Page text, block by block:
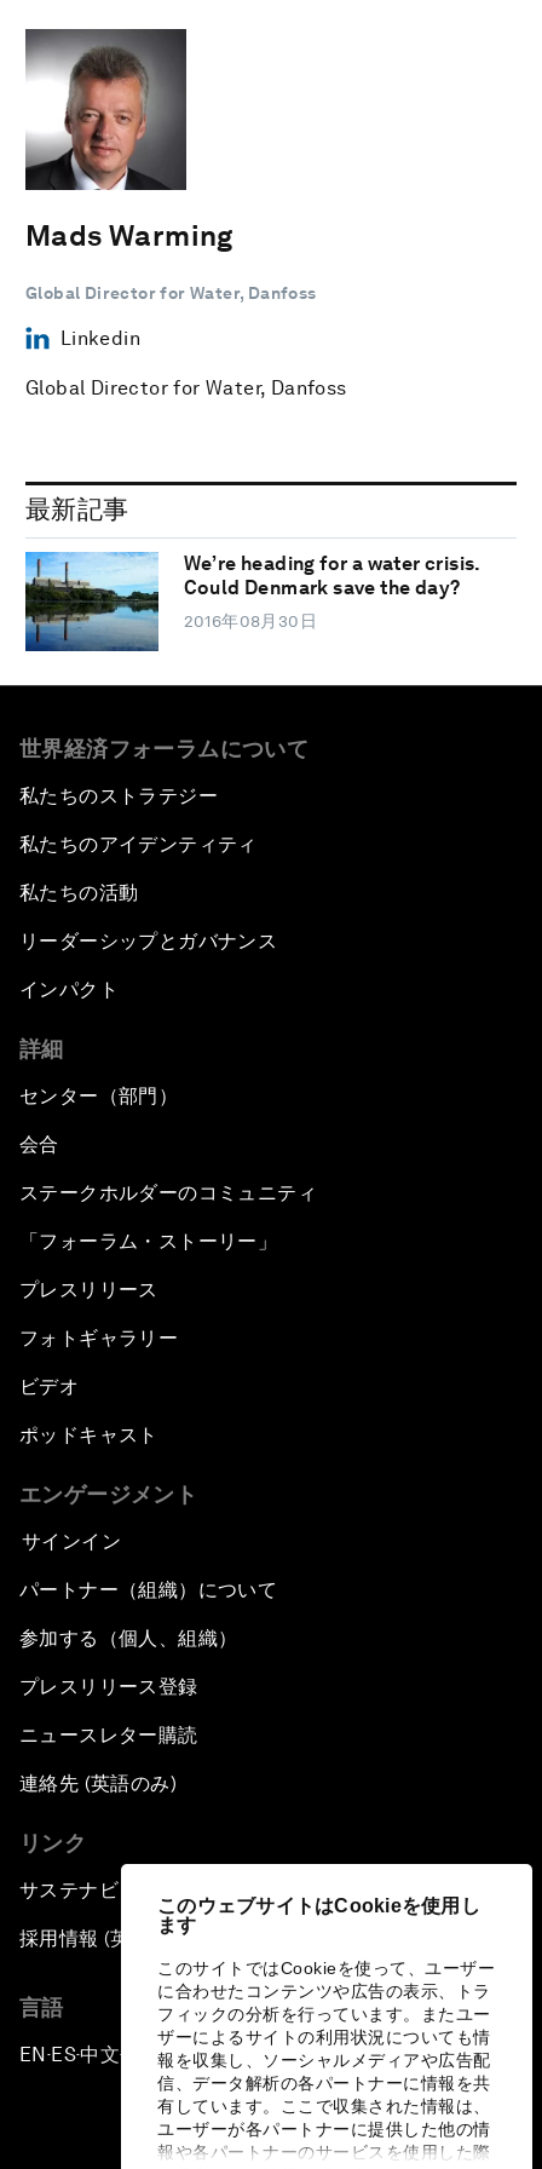
このウェブサイトはCookieを使用し
ます
このサイトではCookieを使って、ユーザー
に合わせたコンテンツや広告の表示、トラ
フィックの分析を行っています。またユー
ザーによるサイトの利用状況についても情
報を収集し、ソーシャルメディアや広告配
信、データ解析の各パートナーに情報を共
有しています。ここで収集された情報は、
ユーザーが各パートナーに提供した他の情
報や各パートナーのサービスを使用した際
Mads Warming
Global Director for Water, Danfoss
Linkedin
Global Director for Water, Danfoss
最新記事
We’re heading for a water crisis.
Could Denmark save the day?
2016年08月30日
世界経済フォーラムについて
私たちのストラテジー
私たちのアイデンティティ
私たちの活動
リーダーシップとガバナンス
インパクト
詳細
センター（部門）
会合
ステークホルダーのコミュニティ
「フォーラム・ストーリー」
プレスリリース
フォトギャラリー
ビデオ
ポッドキャスト
エンゲージメント
サインイン
パートナー（組織）について
参加する（個人、組織）
プレスリリース登録
ニュースレター購読
連絡先 (英語のみ)
リンク
サステナビリティへの取り組み
採用情報 (英語のみ)
言語
EN ▪ES▪中文▪ 日本語